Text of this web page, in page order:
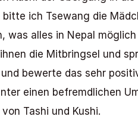
ich Tsewang die
alles in Nepal
die Mitbringsel und
bewerte das sehr
einen befremdlichen
Tashi und Kushi.